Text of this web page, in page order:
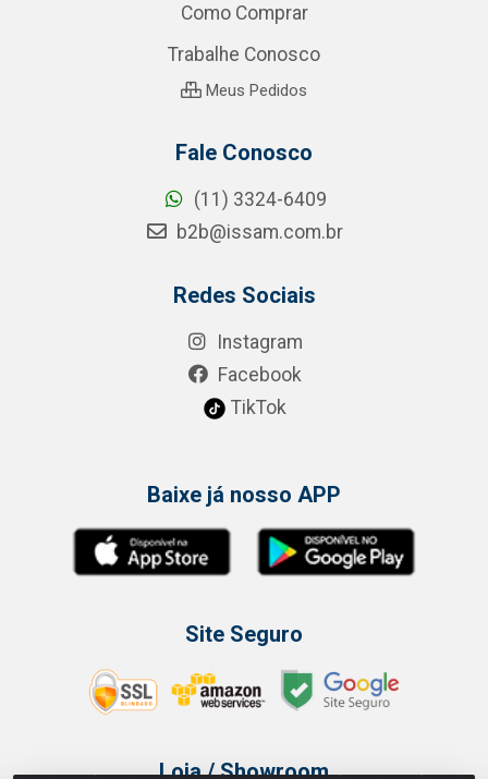
Como Comprar
Trabalhe Conosco
Meus Pedidos
Fale Conosco
(11) 3324-6409
b2b@issam.com.br
Redes Sociais
Instagram
Facebook
TikTok
Baixe já nosso APP
Site Seguro
Loja / Showroom